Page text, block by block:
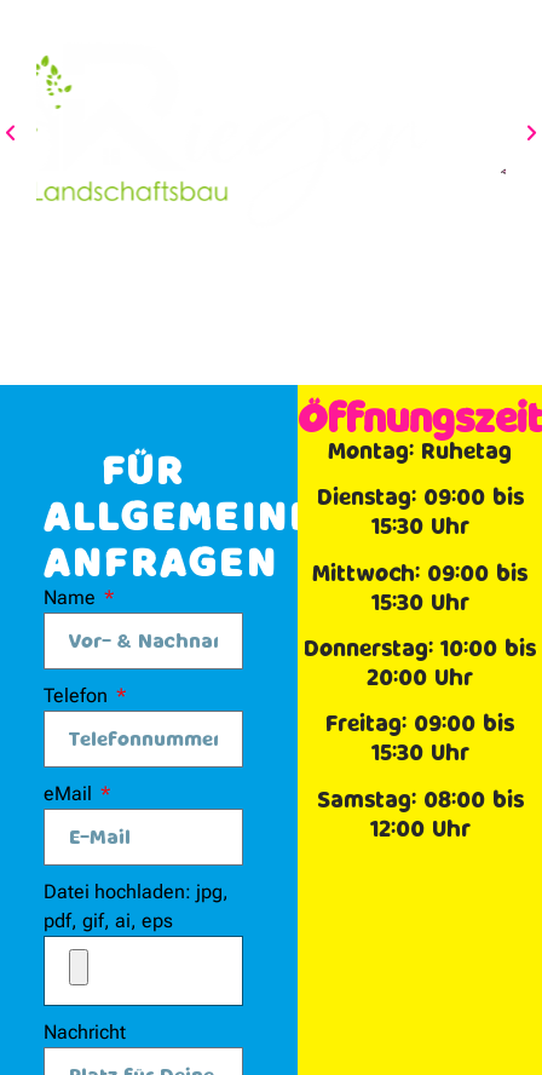
FÜR
ALLGEMEINE
ANFRAGEN
Name
Telefon
eMail
Datei hochladen: jpg,
pdf, gif, ai, eps
Nachricht
Montag: Ruhetag
Dienstag: 09:00 bis
15:30 Uhr
Mittwoch: 09:00 bis
15:30 Uhr
Donnerstag: 10:00 bis
20:00 Uhr
Freitag: 09:00 bis
15:30 Uhr
Samstag: 08:00 bis
12:00 Uhr